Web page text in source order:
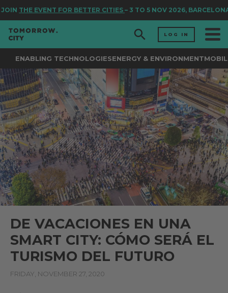
THE EVENT FOR BETTER CITIES– 3 TO 5 NOV 2026, BARCELONA
LOG IN
ENABLING TECHNOLOGIESENERGY & ENVIRONMENT
DE VACACIONES EN UNA
SMART CITY: CÓMO SERÁ EL
TURISMO DEL FUTURO
FRIDAY, NOVEMBER 27, 2020